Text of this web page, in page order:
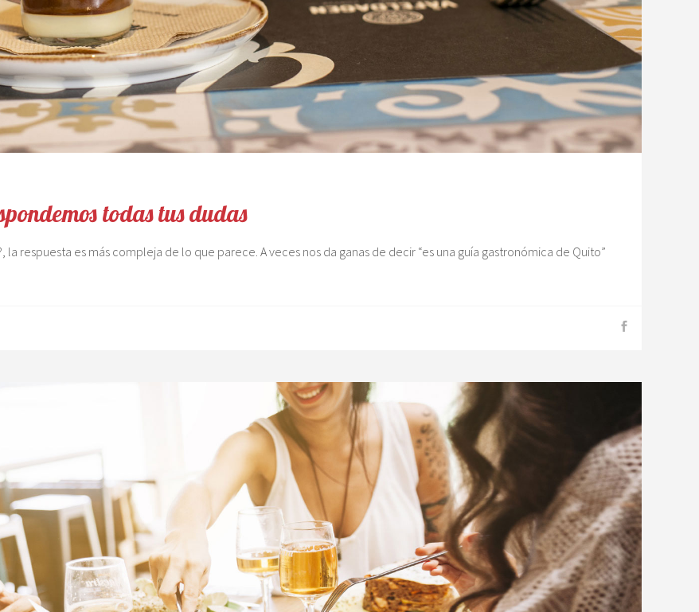
todas tus dudas
respuesta es más compleja de lo que parece. A veces nos da ganas de decir “es una guía gastronómica de Quito”